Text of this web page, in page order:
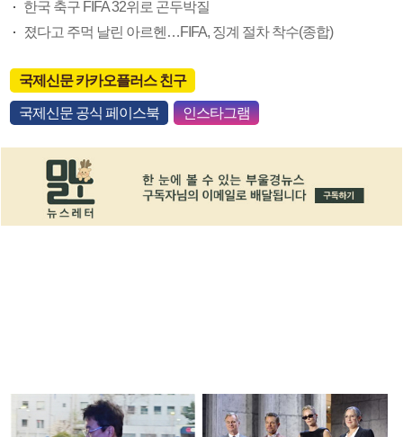
한국 축구 FIFA 32위로 곤두박질
졌다고 주먹 날린 아르헨…FIFA, 징계 절차 착수(종합)
국제신문 카카오플러스 친구
국제신문 공식 페이스북 인스타그램